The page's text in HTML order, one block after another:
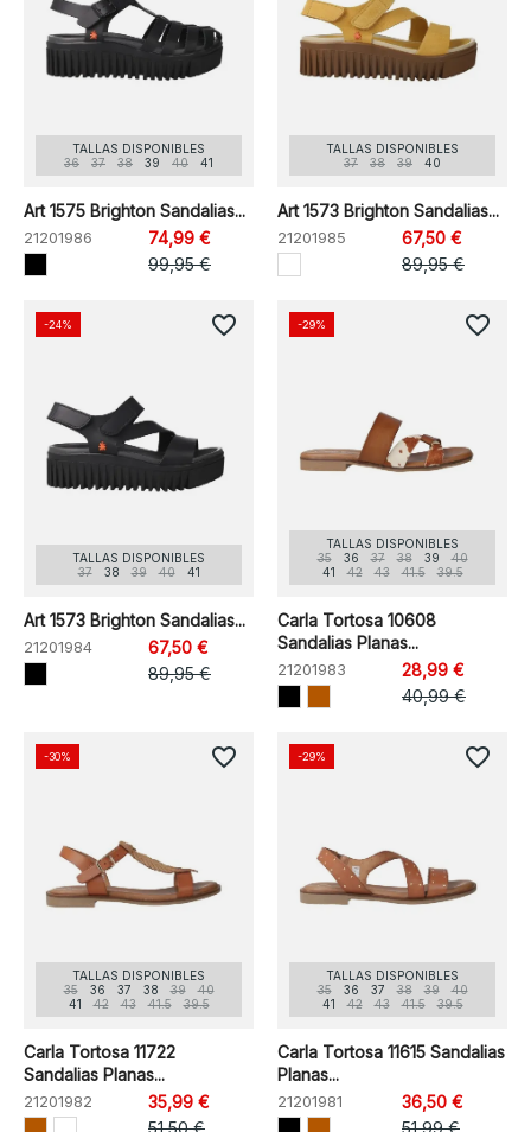
TALLAS DISPONIBLES
36
37 38 39 40 41
Art 1575 Brighton Sandalias...
21201986
74,99 €
99,95 €
TALLAS DISPONIBLES
37
38 39 40
Art 1573 Brighton Sandalias...
21201985
67,50 €
89,95 €
TALLAS DISPONIBLES
37
38 39 40 41
Art 1573 Brighton Sandalias...
21201984
67,50 €
89,95 €
-24% favorite_border
TALLAS DISPONIBLES
35
36 37 38 39
40
41
42 43 41.5 39.5
Carla Tortosa 10608
Sandalias Planas...
21201983
28,99 €
40,99 €
-29% favorite_border
TALLAS DISPONIBLES
35
36 37 38 39
40
41
42 43 41.5 39.5
Carla Tortosa 11722
Sandalias Planas...
21201982
35,99 €
-30% favorite_border
TALLAS DISPONIBLES
35
36 37 38 39
40
41
42 43 41.5 39.5
Carla Tortosa 11615 Sandalias
Planas...
21201981
36,50 €
-29% favorite_border